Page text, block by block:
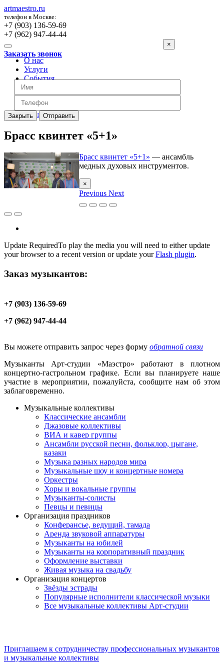
artmaestro.ru
телефон в Москве:
+7 (903) 136-59-69
+7 (962) 947-44-44
Заказать звонок
×
Закрыть Отправить
О нас
Услуги
События
Вопросы
Отзывы
Обратная связь
Цены
Брасс квинтет «5+1»
Брасс квинтет «5+1» — ансамбль
медных духовых инструментов.
×
Previous Next
Update RequiredTo play the media you will need to either update
your browser to a recent version or update yourFlash plugin.
Заказ музыкантов:
+7 (903) 136-59-69
+7 (962) 947-44-44
Вы можете отправить запрос через форму обратной связи
Музыканты Арт-студии «Маэстро» работают в плотном
концертно-гастрольном графике. Если вы планируете наше
участие в мероприятии, пожалуйста, сообщите нам об этом
заблаговременно.
Музыкальные коллективы
Классические ансамбли
Джазовые коллективы
ВИА и кавер группы
Ансамбли русской песни, фольклор, цыгане,
казаки
Музыка разных народов мира
Музыкальные шоу и концертные номера
Оркестры
Хоры и вокальные группы
Музыканты-солисты
Певцы и певицы
Организация праздников
Конферансье, ведущий, тамада
Аренда звуковой аппаратуры
Музыканты на юбилей
Музыканты на корпоративный праздник
Оформление выставки
Живая музыка на свадьбу
Организация концертов
Звёзды эстрады
Популярные исполнители классической музыки
Все музыкальные коллективы Арт-студии
Приглашаем к сотрудничеству профессиональных музыкантов
и музыкальные коллективы